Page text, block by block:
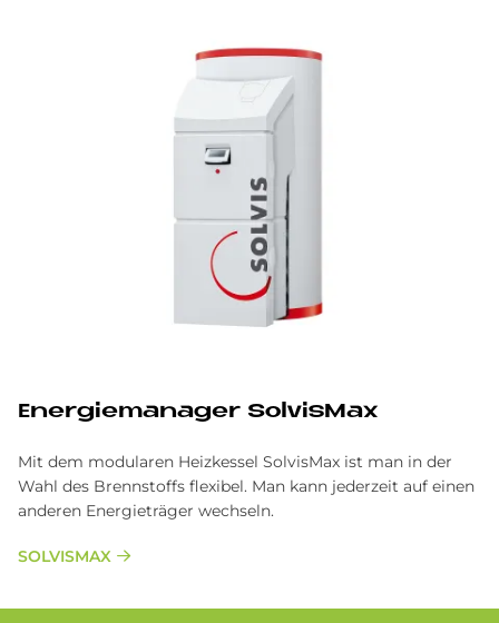
En­er­gie­ma­na­ger Sol­vis­Max
Mit dem modularen Heizkessel SolvisMax ist man in der
Wahl des Brennstoffs flexibel. Man kann jederzeit auf einen
anderen Energieträger wechseln.
SOLVISMAX